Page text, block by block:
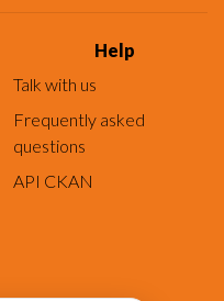
Help
Talk with us
Frequently asked
questions
API CKAN